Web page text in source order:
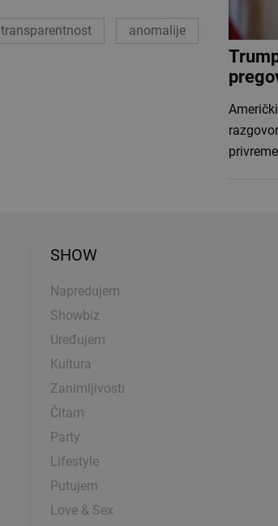
transparentnost anomalije
SHOW
Napredujem
Showbiz
Uređujem
Kultura
Zanimljivosti
Čitam
Party
Lifestyle
Putujem
Love & Sex